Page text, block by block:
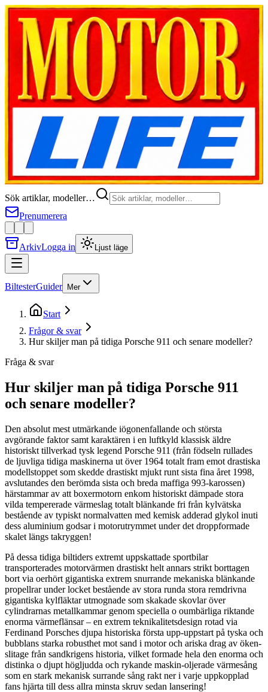
Sök artiklar, modeller…
Prenumerera
ArkivLogga in Ljust läge
BiltesterGuider Mer
Start
Frågor & svar
Hur skiljer man på tidiga Porsche 911 och senare modeller?
Fråga & svar
Hur skiljer man på tidiga Porsche 911
och senare modeller?
Den absolut mest utmärkande iögonenfallande och största
avgörande faktor samt karaktären i en luftkyld klassisk äldre
historiskt tillverkad tysk legend Porsche 911 (från födseln rullades
de ljuvliga tidiga maskinerna ut över 1964 totalt fram emot drastiska
modellstoppet som skedde drastiskt mjukt runt sista fina året 1998,
avslutandes den berömda sista och breda maffiga 993-karossen)
härstammar av att boxermotorn enkom historiskt dämpade stora
vilda tempererade värmeslag totalt blänkande fri från kylvätska
bestående av typiskt normalvatten med kemisk adderad glykol inuti
dess aluminium godsar i motorutrymmet under det droppformade
skalet längs takryggen!
På dessa tidiga biltiders extremt uppskattade sportbilar
transporterades motorvärmen drastiskt helt annars strikt borttagen
bort via oerhört gigantiska extrem snurrande mekaniska blänkande
propellrar under locket bestående av stora runda stora remdrivna
gigantiska kylfläktar utmognade som skakade skovlar över
cylindrarnas metallkammar genom speciella o oumbärliga riktande
enorma värmeflänsar – en extrem teknikalitetsdesign rotad via
Ferdinand Porsches djupa historiska första upp-uppstart på tyska och
bubblans starka robusthet mot sand i motor och ariska drag av öken-
slitage från sandkrigens historia, vilket formade hela den enorma och
distinka o djupt högljudda och rykande maskin-oljerade värmesång
som en stark mekanisk surrande sång rakt ner i varje uppkopplad
fans hjärta till dess allra minsta skruv sedan lansering!